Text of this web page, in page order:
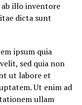
ab illo inventore
dicta sunt
ipsum quia
sed quia non
ut labore et
Ut enim ad
ullam